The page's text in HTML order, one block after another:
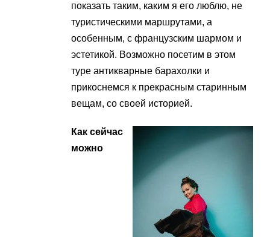
показать таким, каким я его люблю, не
туристическими маршрутами, а
особенным, с французским шармом и
эстетикой. Возможно посетим в этом
туре антикварные барахолки и
прикоснемся к прекрасным старинным
вещам, со своей историей.
Как сейчас
можно